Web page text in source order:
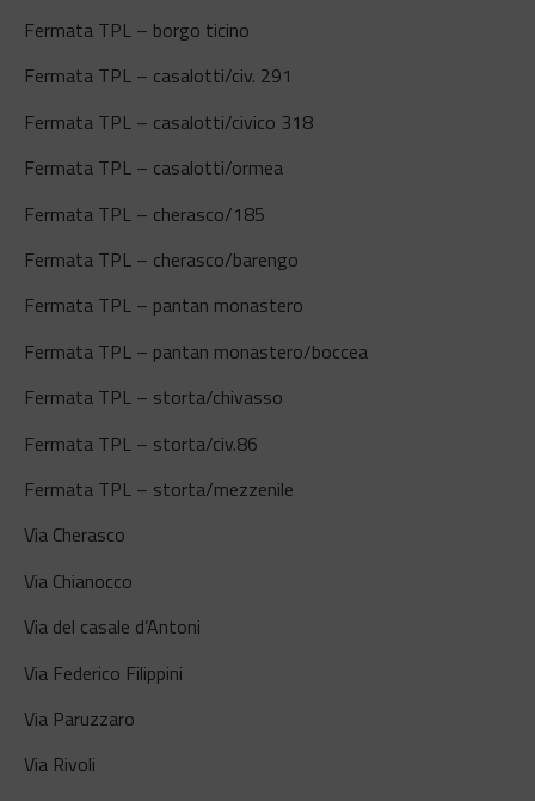
Fermata TPL – borgo ticino
Fermata TPL – casalotti/civ. 291
Fermata TPL – casalotti/civico 318
Fermata TPL – casalotti/ormea
Fermata TPL – cherasco/185
Fermata TPL – cherasco/barengo
Fermata TPL – pantan monastero
Fermata TPL – pantan monastero/boccea
Fermata TPL – storta/chivasso
Fermata TPL – storta/civ.86
Fermata TPL – storta/mezzenile
Via Cherasco
Via Chianocco
Via del casale d’Antoni
Via Federico Filippini
Via Paruzzaro
Via Rivoli